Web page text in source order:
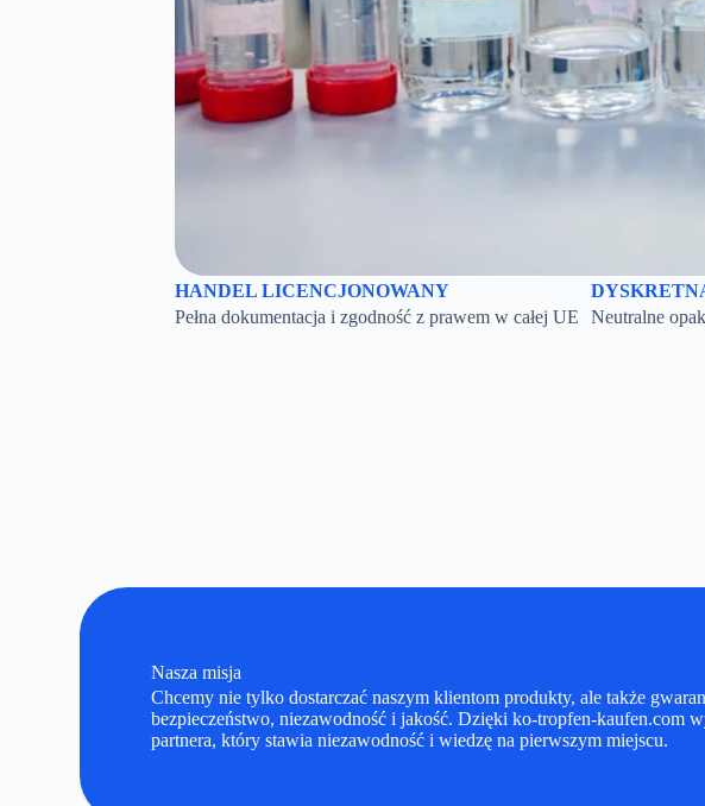
HANDEL LICENCJONOWANY
Pełna dokumentacja i zgodność z prawem w całej UE
Neutralne
Nasza misja
Chcemy nie tylko dostarczać naszym klientom produkty, ale także
bezpieczeństwo, niezawodność i jakość. Dzięki ko-tropfen-kaufen.com
partnera, który stawia niezawodność i wiedzę na pierwszym miejscu.